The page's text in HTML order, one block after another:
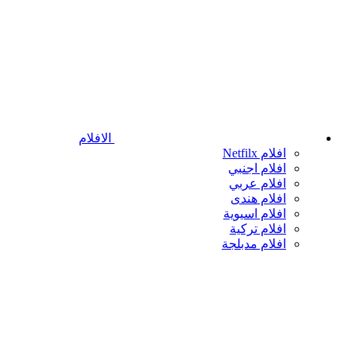
الافلام
افلام Netfilx
افلام اجنبي
افلام عربي
افلام هندى
افلام اسيوية
افلام تركية
افلام مدبلجة